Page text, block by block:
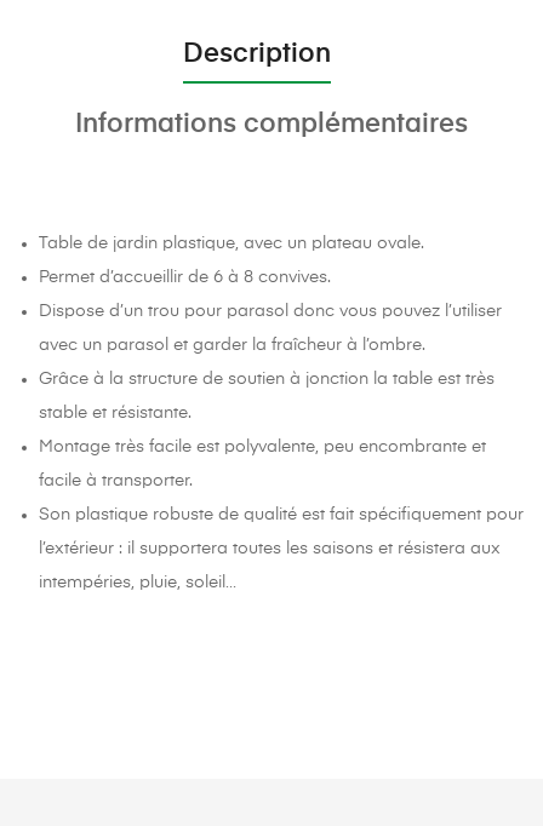
Description
Informations complémentaires
Table de jardin plastique, avec un plateau ovale.
Permet d’accueillir de 6 à 8 convives.
Dispose d’un trou pour parasol donc vous pouvez l’utiliser
avec un parasol et garder la fraîcheur à l’ombre.
Grâce à la structure de soutien à jonction la table est très
stable et résistante.
Montage très facile est polyvalente, peu encombrante et
facile à transporter.
Son plastique robuste de qualité est fait spécifiquement pour
l’extérieur : il supportera toutes les saisons et résistera aux
intempéries, pluie, soleil…